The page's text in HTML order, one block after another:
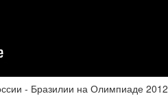
- Бразилии на Олимпиаде